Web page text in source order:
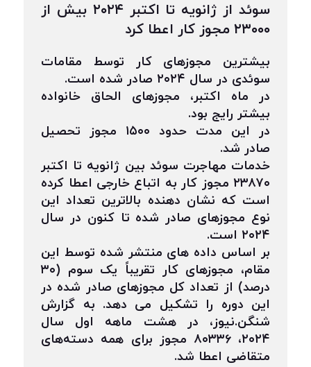
سوئد از ژانویه تا اکتبر ۲۰۲۴ بیش از
۲۳۰۰۰ مجوز کار اعطا کرد
بیشترین مجوزهای کار توسط مقامات
سوئدی در سال ۲۰۲۴ صادر شده است.
در ماه اکتبر، مجوزهای الحاق خانواده
بیشتر رایج بود.
در این مدت حدود ۱۵۰۰ مجوز تحصیل
صادر شد.
خدمات مهاجرت سوئد بین ژانویه تا اکتبر
۲۳۸۷۰ مجوز کار به اتباع خارجی اعطا کرده
است که نشان دهنده بالاترین تعداد این
نوع مجوزهای صادر شده تا کنون در سال
۲۰۲۴ است.
بر اساس داده های منتشر شده توسط این
مقام، مجوزهای کار تقریباً یک سوم (۳۰
درصد) از تعداد کل مجوزهای صادر شده در
این دوره را تشکیل می دهد. به گزارش
شنگن.نیوز، در هشت ماهه اول سال
۲۰۲۴، ۸۰۳۳۶ مجوز برای همه دسته‌های
متقاضی اعطا شد.